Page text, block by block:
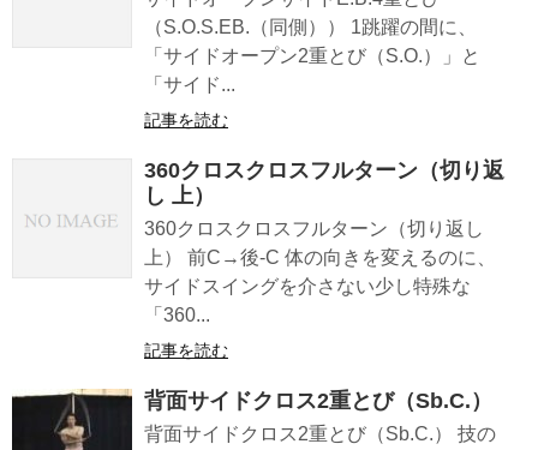
（S.O.S.EB.（同側）） 1跳躍の間に、
「サイドオープン2重とび（S.O.）」と
「サイド...
記事を読む
360クロスクロスフルターン（切り返
し 上）
360クロスクロスフルターン（切り返し
上） 前C→後-C 体の向きを変えるのに、
サイドスイングを介さない少し特殊な
「360...
記事を読む
背面サイドクロス2重とび（Sb.C.）
背面サイドクロス2重とび（Sb.C.） 技の